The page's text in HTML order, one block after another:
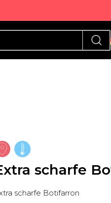
scharfe
scharfe Botifarron